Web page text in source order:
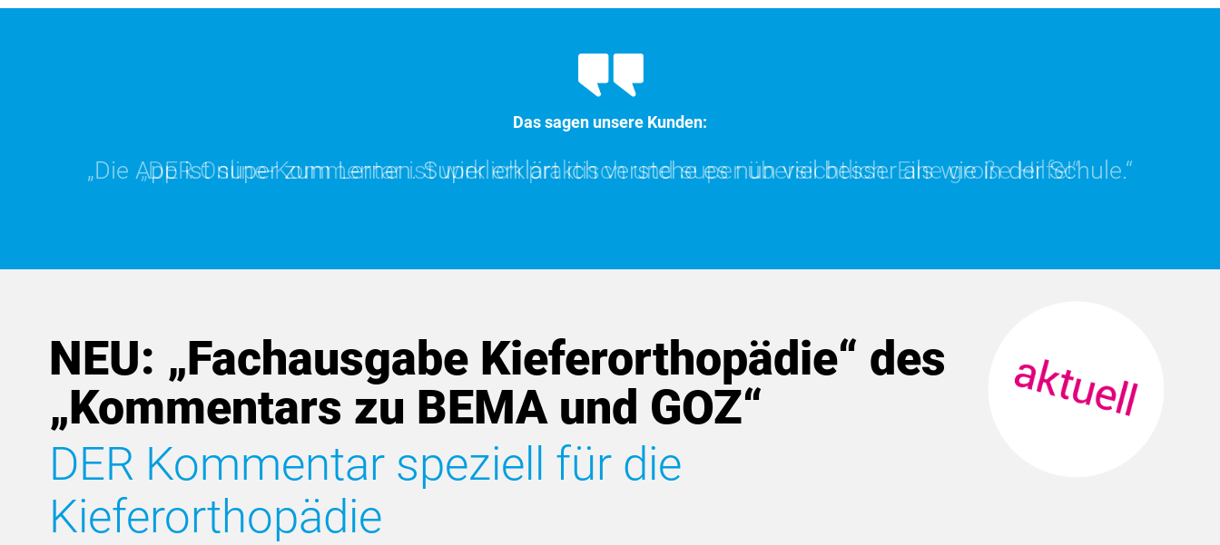
Das sagen unsere Kunden:
„DER Online-Kommentar ist wirklich praktisch und super übersichtlich. Eine große Hilfe!“
„Die App ist super zum Lernen. Super erklärt ich verstehe es nun viel besser als wie in der Schule.“
NEU: „Fachausgabe Kieferorthopädie“ des
„Kommentars zu BEMA und GOZ“
DER Kommentar speziell für die
Kieferorthopädie